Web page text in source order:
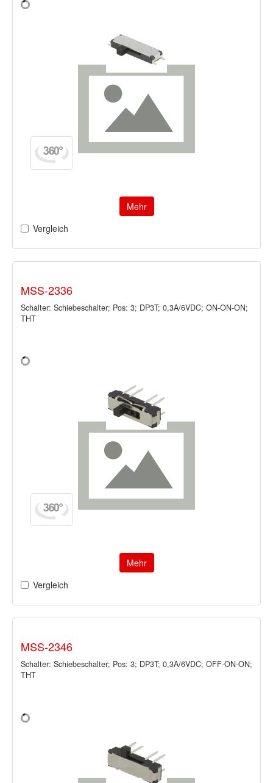
Mehr
Vergleich
MSS-2336
Schalter: Schiebeschalter; Pos: 3; DP3T; 0,3A/6VDC; ON-ON-ON;
THT
Mehr
Vergleich
MSS-2346
Schalter: Schiebeschalter; Pos: 3; DP3T; 0,3A/6VDC; OFF-ON-ON;
THT